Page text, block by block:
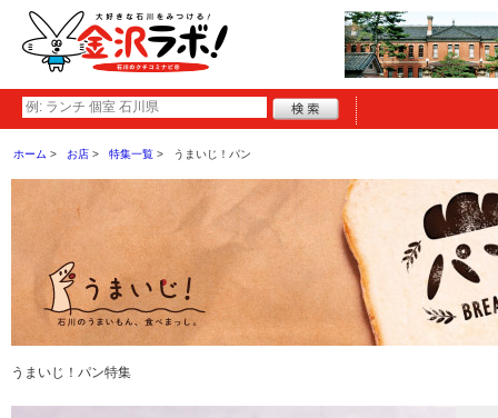
ホーム お店 特集一覧 うまいじ！パン
うまいじ！パン特集